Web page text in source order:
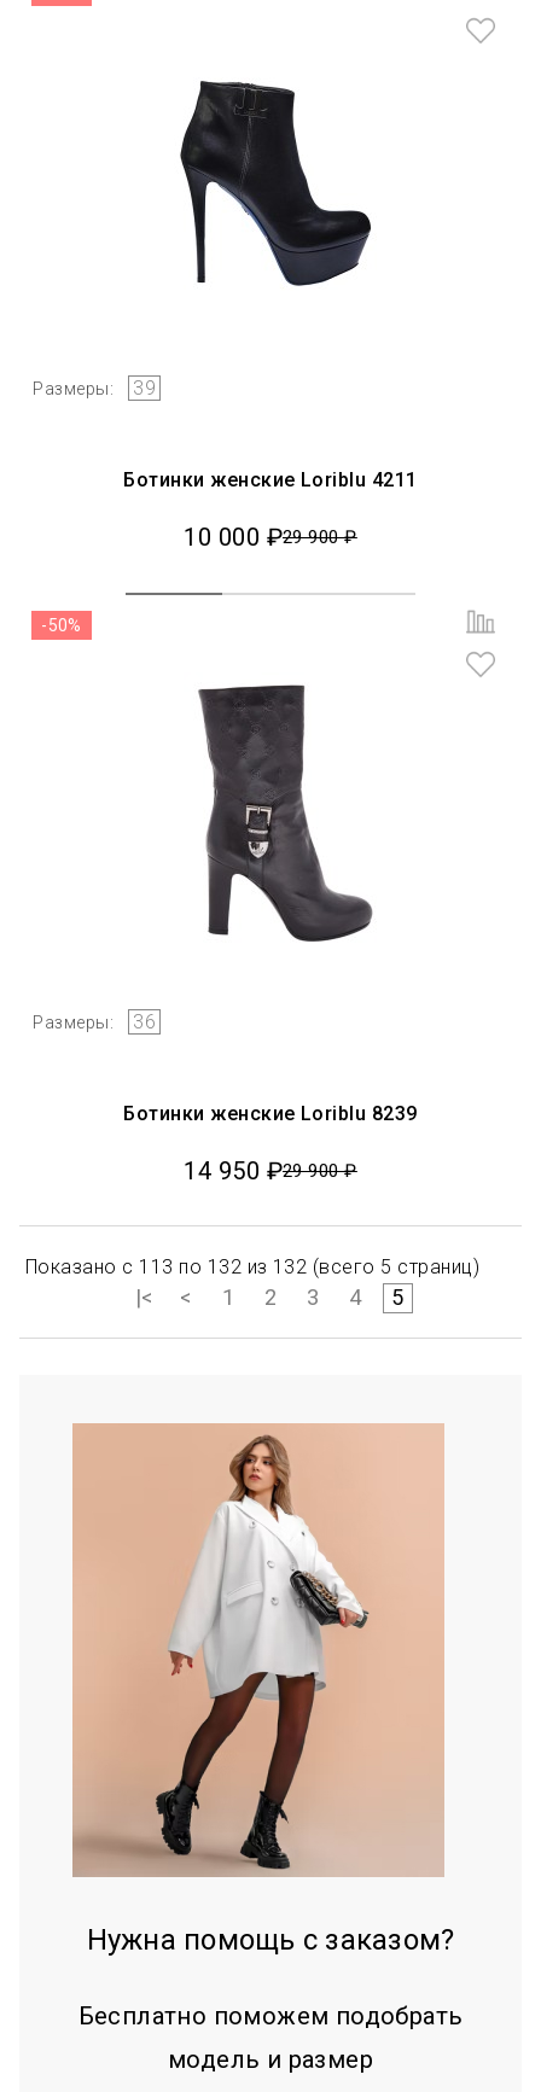
Размеры: 39
Ботинки женские Loriblu 4211
10 000 ₽29 900 ₽
Размеры: 36
-50%
Ботинки женские Loriblu 8239
14 950 ₽29 900 ₽
Показано с 113 по 132 из 132 (всего 5 страниц)
|< < 1 2 3 4 5
Нужна помощь с заказом?
Бесплатно поможем подобрать
модель и размер